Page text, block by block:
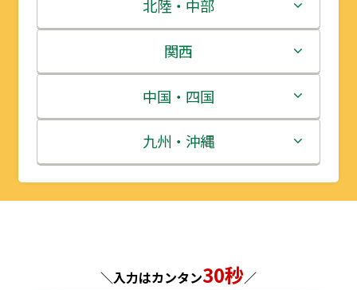
岩手県
宮城県
秋田県
山形県
栃木県
群馬県
埼玉県
千葉県
神奈川県
北陸・中部
新潟県
富山県
石川県
福井県
長野県
関西
三重県
滋賀県
京都府
兵庫県
中国・四国
鳥取県
島根県
広島県
九州・沖縄
福岡県
長崎県
＼入力はカンタン30秒／